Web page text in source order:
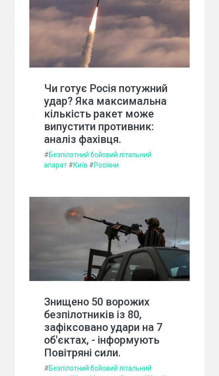
Чи готує Росія потужний
удар? Яка максимальна
кількість ракет може
випустити противник:
аналіз фахівця.
#Безпілотний бойовий літальний
апарат #Київ #Росіяни
Знищено 50 ворожих
безпілотників із 80,
зафіксовано удари на 7
об'єктах, - інформують
Повітряні сили.
#Безпілотний бойовий літальний